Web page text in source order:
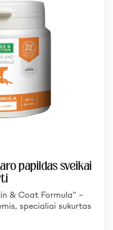
papildas sveikai
& Coat Formula” –
specialiai sukurtas